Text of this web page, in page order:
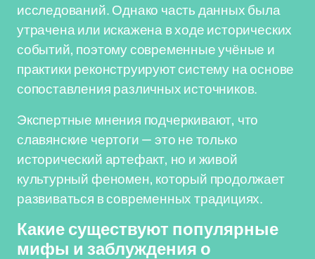
исследований. Однако часть данных была
утрачена или искажена в ходе исторических
событий, поэтому современные учёные и
практики реконструируют систему на основе
сопоставления различных источников.
Экспертные мнения подчеркивают, что
славянские чертоги — это не только
исторический артефакт, но и живой
культурный феномен, который продолжает
развиваться в современных традициях.
Какие существуют популярные
мифы и заблуждения о